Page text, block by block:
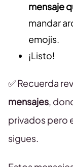
mensaje
mandar
emojis.
¡Listo!
✅ Recuerda
mensajes,
privados pero
sigues.